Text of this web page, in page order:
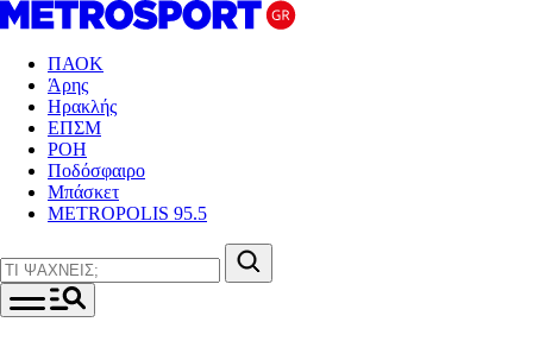
ΠΑΟΚ
Άρης
Ηρακλής
ΕΠΣΜ
ΡΟΗ
Ποδόσφαιρο
Μπάσκετ
METROPOLIS 95.5